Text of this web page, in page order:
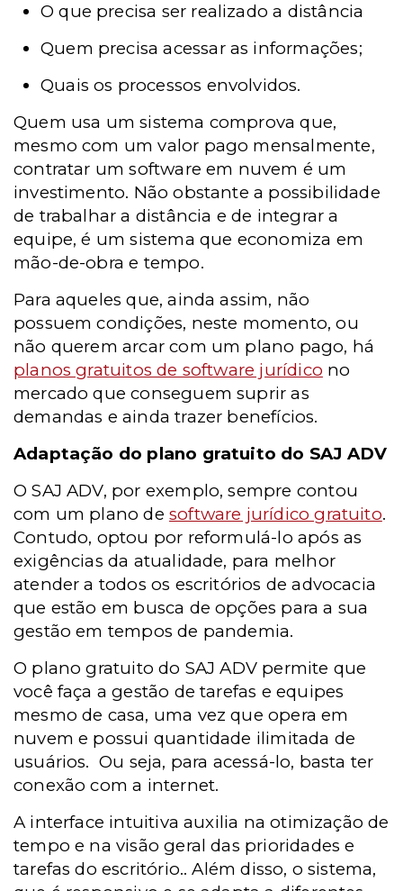
O que precisa ser realizado a distância
Quem precisa acessar as informações;
Quais os processos envolvidos.
Quem usa um sistema comprova que,
mesmo com um valor pago mensalmente,
contratar um software em nuvem é um
investimento. Não obstante a possibilidade
de trabalhar a distância e de integrar a
equipe, é um sistema que economiza em
mão-de-obra e tempo.
Para aqueles que, ainda assim, não
possuem condições, neste momento, ou
não querem arcar com um plano pago, há
planos gratuitos de software jurídico no
mercado que conseguem suprir as
demandas e ainda trazer benefícios.
Adaptação do plano gratuito do SAJ ADV
O SAJ ADV, por exemplo, sempre contou
com um plano de software jurídico gratuito.
Contudo, optou por reformulá-lo após as
exigências da atualidade, para melhor
atender a todos os escritórios de advocacia
que estão em busca de opções para a sua
gestão em tempos de pandemia.
O plano gratuito do SAJ ADV permite que
você faça a gestão de tarefas e equipes
mesmo de casa, uma vez que opera em
nuvem e possui quantidade ilimitada de
usuários. Ou seja, para acessá-lo, basta ter
conexão com a internet.
A interface intuitiva auxilia na otimização de
tempo e na visão geral das prioridades e
tarefas do escritório.. Além disso, o sistema,